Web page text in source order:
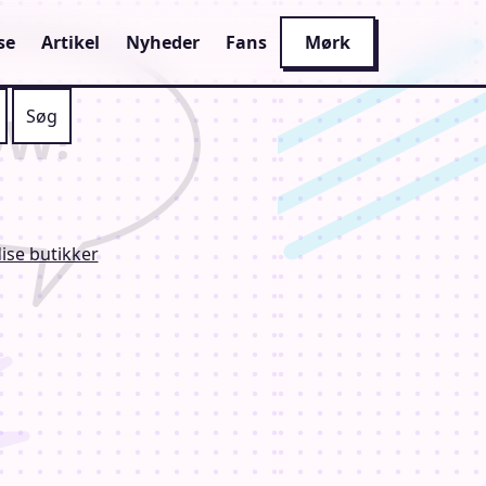
Artikel Nyheder Fans Mørk
butikker